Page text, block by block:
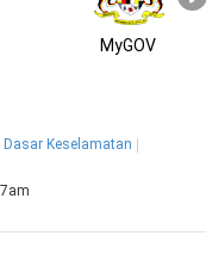
MyGOV
Dasar Keselamatan